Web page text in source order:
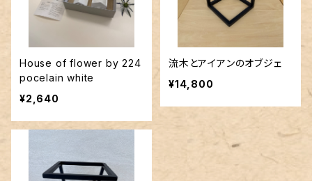
House of flower by 224
pocelain white
¥2,640
流木とアイアンのオブジェ
¥14,800